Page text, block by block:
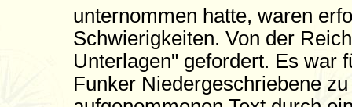
unternommen hatte, waren
Schwierigkeiten. Von der
Unterlagen" gefordert. Es war
Funker Niedergeschriebene